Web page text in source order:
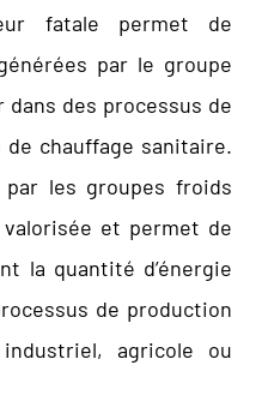
fatale permet de
par le groupe
des processus de
chauffage sanitaire.
les groupes froids
valorisée et permet de
la quantité d’énergie
de production
agricole ou